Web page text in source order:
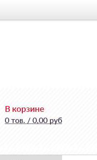
В корзине
0 тов. / 0,00 руб